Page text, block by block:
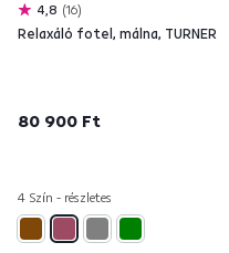
4,8 16
Relaxáló fotel, málna, TURNER
80 900 Ft
4 Szín - részletes